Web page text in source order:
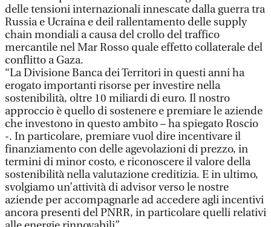
delle tensioni internazionali innescate dalla guerra tra
Russia e Ucraina e deil rallentamento delle supply
chain mondiali a causa del crollo del traffico
mercantile nel Mar Rosso quale effetto collaterale del
conflitto a Gaza.
“La Divisione Banca dei Territori in questi anni ha
erogato importanti risorse per investire nella
sostenibilità, oltre 10 miliardi di euro. Il nostro
approccio è quello di sostenere e premiare le aziende
che investono in questo ambito – ha spiegato Roscio
-. In particolare, premiare vuol dire incentivare il
finanziamento con delle agevolazioni di prezzo, in
termini di minor costo, e riconoscere il valore della
sostenibilità nella valutazione creditizia. E in ultimo,
svolgiamo un’attività di advisor verso le nostre
aziende per accompagnarle ad accedere agli incentivi
ancora presenti del PNRR, in particolare quelli relativi